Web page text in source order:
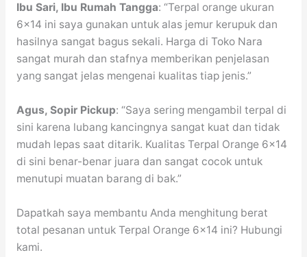
Ibu Sari, Ibu Rumah Tangga: “Terpal orange ukuran
6×14 ini saya gunakan untuk alas jemur kerupuk dan
hasilnya sangat bagus sekali. Harga di Toko Nara
sangat murah dan stafnya memberikan penjelasan
yang sangat jelas mengenai kualitas tiap jenis.”
Agus, Sopir Pickup: “Saya sering mengambil terpal di
sini karena lubang kancingnya sangat kuat dan tidak
mudah lepas saat ditarik. Kualitas Terpal Orange 6×14
di sini benar-benar juara dan sangat cocok untuk
menutupi muatan barang di bak.”
Dapatkah saya membantu Anda menghitung berat
total pesanan untuk Terpal Orange 6×14 ini? Hubungi
kami.